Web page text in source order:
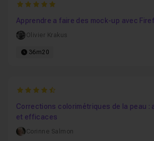
5
Apprendre a faire des mock-up avec
Olivier Krakus
36m20
4.8
Corrections colorimétriques de la peau :
et efficaces
Corinne Salmon